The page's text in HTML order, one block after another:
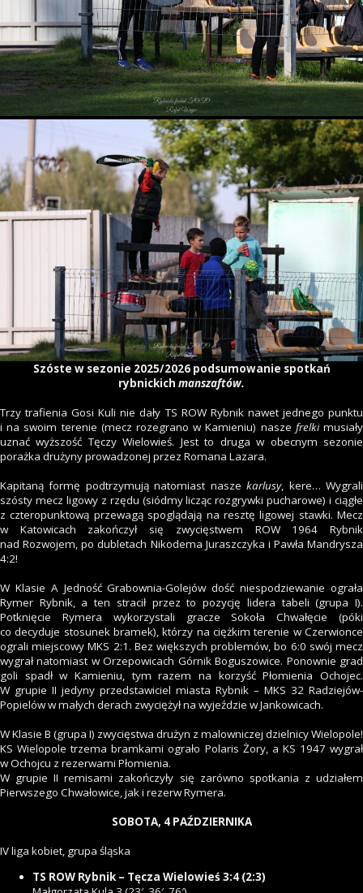
Szóste w sezonie 2025/2026 podsumowanie spotkań
rybnickich manszaftów.
Trzy trafienia Gosi Kuli nie dały TS ROW Rybnik nawet jednego punktu
i na swoim terenie (mecz rozegrano w Kamieniu) nasze frelkimusiały
uznać wyższość Tęczy Wielowieś. Jest to druga w obecnym sezonie
porażka drużyny prowadzonej przez Romana Lazara.
Kapitaną formę podtrzymują natomiast naszekarlusy, kere… Wygrali
szósty mecz ligowy z rzędu (siódmy licząc rozgrywki pucharowe) i ciągłe
z czteropunktową przewagą spoglądają na resztę ligowej stawki. Mecz
w Katowicach zakończył się zwycięstwem ROW 1964 Rybnik
nad Rozwojem, po dubletach Nikodema Juraszczyka i Pawła Mandrysza
4:2!
W Klasie A Jedność Grabownia-Golejów dość niespodziewanie ograła
Rymer Rybnik, a ten stracił przez to pozycję lidera tabeli (grupa I).
Potknięcie Rymera wykorzystali gracze Sokoła Chwałęcie (póki
co decyduje stosunek bramek), którzy na ciężkim terenie w Czerwionce
ograli miejscowy MKS 2:1. Bez większych problemów, bo 6:0 swój mecz
wygrał natomiast w Orzepowicach Górnik Boguszowice. Ponownie grad
goli spadł w Kamieniu, tym razem na korzyść Płomienia Ochojec.
W grupie II jedyny przedstawiciel miasta Rybnik – MKS 32 Radziejów-
Popielów w małych derach zwyciężył na wyjeździe w Jankowicach.
W Klasie B (grupa I) zwycięstwa drużyn z malowniczej dzielnicy Wielopole!
KS Wielopole trzema bramkami ograło Polaris Żory, a KS 1947 wygrał
w Ochojcu z rezerwami Płomienia.
W grupie II remisami zakończyły się zarówno spotkania z udziałem
Pierwszego Chwałowice, jak i rezerw Rymera.
SOBOTA, 4 PAŹDZIERNIKA
IV liga kobiet, grupa śląska
TS ROW Rybnik – Tęcza Wielowieś 3:4 (2:3)